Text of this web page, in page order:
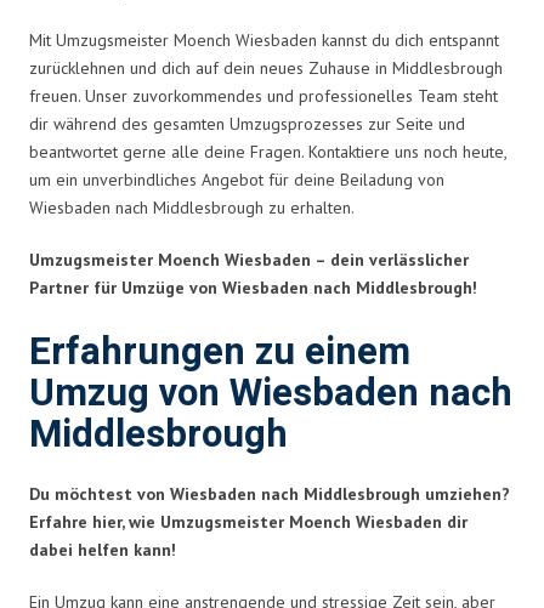
Mit Umzugsmeister Moench Wiesbaden kannst du dich entspannt
zurücklehnen und dich auf dein neues Zuhause in Middlesbrough
freuen. Unser zuvorkommendes und professionelles Team steht
dir während des gesamten Umzugsprozesses zur Seite und
beantwortet gerne alle deine Fragen. Kontaktiere uns noch heute,
um ein unverbindliches Angebot für deine Beiladung von
Wiesbaden nach Middlesbrough zu erhalten.
Umzugsmeister Moench Wiesbaden – dein verlässlicher
Partner für Umzüge von Wiesbaden nach Middlesbrough!
Erfahrungen zu einem
Umzug von Wiesbaden nach
Middlesbrough
Du möchtest von Wiesbaden nach Middlesbrough umziehen?
Erfahre hier, wie Umzugsmeister Moench Wiesbaden dir
dabei helfen kann!
Ein Umzug kann eine anstrengende und stressige Zeit sein, aber